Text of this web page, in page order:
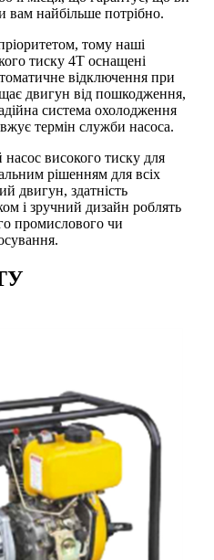
вам найбільше потрібно.
тому наші
тиску 4T оснащені
відключення при
двигун від пошкодження,
система охолодження
термін служби насоса.
високого тиску для
рішенням для всіх
двигун, здатність
і зручний дизайн роблять
промислового чи